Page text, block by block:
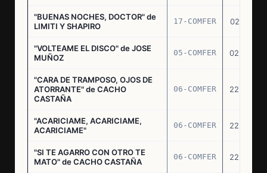
"BUENAS NOCHES, DOCTOR" de
LIMITI Y SHAPIRO
17-COMFER 02.01.76
"VOLTEAME EL DISCO" de JOSE
MUÑOZ
05-COMFER 02.02.76
"CARA DE TRAMPOSO, OJOS DE
ATORRANTE" de CACHO
CASTAÑA
06-COMFER 22.04.76
"ACARICIAME, ACARICIAME,
ACARICIAME"
06-COMFER 22.04.76
"SI TE AGARRO CON OTRO TE
MATO" de CACHO CASTAÑA
06-COMFER 22.04.76